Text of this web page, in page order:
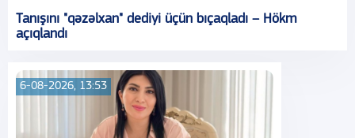
Tanışını "qəzəlxan" dediyi üçün bıçaqladı – Hökm
açıqlandı
6-08-2026, 13:53